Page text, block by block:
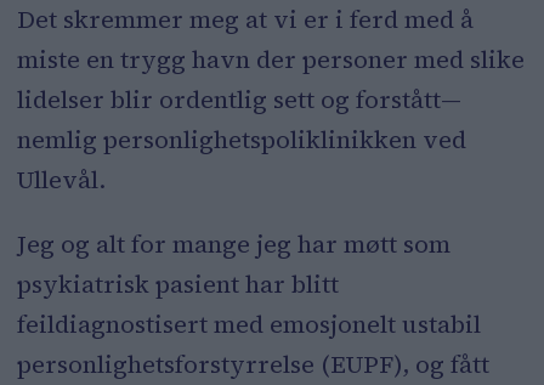
Det skremmer meg at vi er i ferd med å
miste en trygg havn der personer med slike
lidelser blir ordentlig sett og forstått—
nemlig personlighetspoliklinikken ved
Ullevål.
Jeg og alt for mange jeg har møtt som
psykiatrisk pasient har blitt
feildiagnostisert med emosjonelt ustabil
personlighetsforstyrrelse (EUPF), og fått